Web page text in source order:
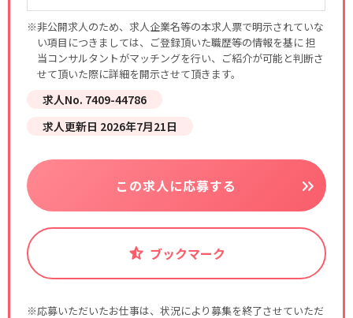
※非公開求人のため、求人企業名等の本求人票で明示されていな
い項目につきましては、ご登録頂いた職歴等の情報を基に 担
当コンサルタントがマッチングを行い、ご紹介が可能と判断さ
せて頂いた際に詳細を開示させて頂きます。
求人No. 7409-44786
求人更新日 2026年7月21日
この求人に応募する
ブックマーク
※応募いただいたお仕事は、状況により募集を終了させていただ